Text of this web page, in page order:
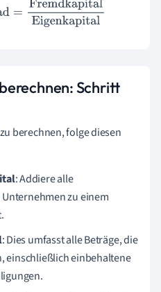
Eigenkapital
Schritt
berechnen, folge diesen
: Addiere alle
zu einem
: Dies umfasst alle Beträge, die
einschließlich einbehaltene